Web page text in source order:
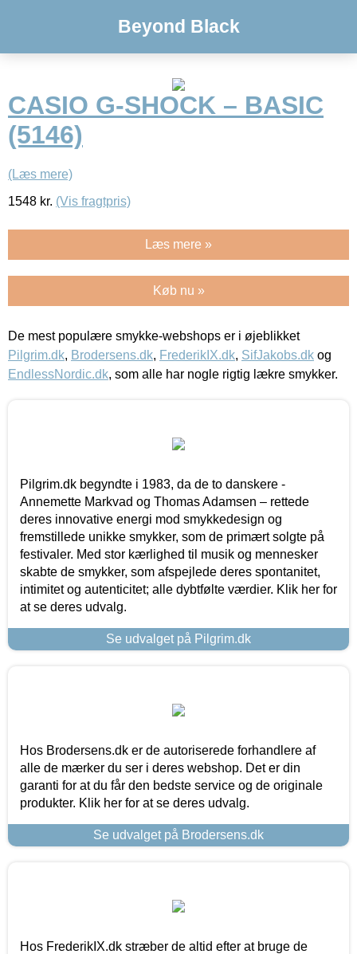
Beyond Black
CASIO G-SHOCK – BASIC
(5146)
(Læs mere)
1548 kr. (Vis fragtpris)
Læs mere »
Køb nu »
De mest populære smykke-webshops er i øjeblikket
Pilgrim.dk, Brodersens.dk, FrederikIX.dk, SifJakobs.dk og
EndlessNordic.dk, som alle har nogle rigtig lækre smykker.
Pilgrim.dk begyndte i 1983, da de to danskere -
Annemette Markvad og Thomas Adamsen – rettede
deres innovative energi mod smykkedesign og
fremstillede unikke smykker, som de primært solgte på
festivaler. Med stor kærlighed til musik og mennesker
skabte de smykker, som afspejlede deres spontanitet,
intimitet og autenticitet; alle dybtfølte værdier. Klik her for
at se deres udvalg.
Se udvalget på Pilgrim.dk
Hos Brodersens.dk er de autoriserede forhandlere af
alle de mærker du ser i deres webshop. Det er din
garanti for at du får den bedste service og de originale
produkter. Klik her for at se deres udvalg.
Se udvalget på Brodersens.dk
Hos FrederikIX.dk stræber de altid efter at bruge de